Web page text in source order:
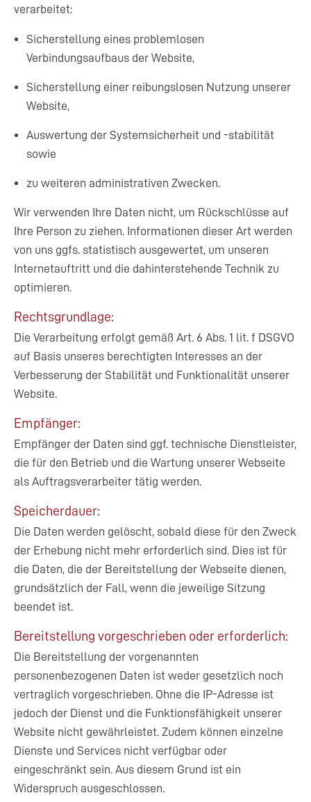
verarbeitet:
Sicherstellung eines problemlosen
Verbindungsaufbaus der Website,
Sicherstellung einer reibungslosen Nutzung unserer
Website,
Auswertung der Systemsicherheit und -stabilität
sowie
zu weiteren administrativen Zwecken.
Wir verwenden Ihre Daten nicht, um Rückschlüsse auf
Ihre Person zu ziehen. Informationen dieser Art werden
von uns ggfs. statistisch ausgewertet, um unseren
Internetauftritt und die dahinterstehende Technik zu
optimieren.
Rechtsgrundlage:
Die Verarbeitung erfolgt gemäß Art. 6 Abs. 1 lit. f DSGVO
auf Basis unseres berechtigten Interesses an der
Verbesserung der Stabilität und Funktionalität unserer
Website.
Empfänger:
Empfänger der Daten sind ggf. technische Dienstleister,
die für den Betrieb und die Wartung unserer Webseite
als Auftragsverarbeiter tätig werden.
Speicherdauer:
Die Daten werden gelöscht, sobald diese für den Zweck
der Erhebung nicht mehr erforderlich sind. Dies ist für
die Daten, die der Bereitstellung der Webseite dienen,
grundsätzlich der Fall, wenn die jeweilige Sitzung
beendet ist.
Bereitstellung vorgeschrieben oder erforderlich:
Die Bereitstellung der vorgenannten
personenbezogenen Daten ist weder gesetzlich noch
vertraglich vorgeschrieben. Ohne die IP-Adresse ist
jedoch der Dienst und die Funktionsfähigkeit unserer
Website nicht gewährleistet. Zudem können einzelne
Dienste und Services nicht verfügbar oder
eingeschränkt sein. Aus diesem Grund ist ein
Widerspruch ausgeschlossen.